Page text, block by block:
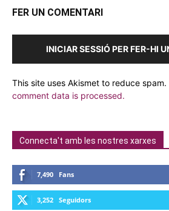
FER UN COMENTARI
INICIAR SESSIÓ PER FER-HI
This site uses Akismet to reduce spam.
comment data is processed.
Connecta't amb les nostres xarxes
7,490 Fans
3,252 Seguidors